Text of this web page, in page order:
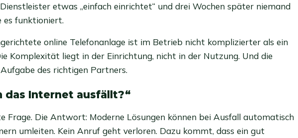
etwas „einfach einrichtet“ und drei Wochen später niemand
es funktioniert.
online Telefonanlage ist im Betrieb nicht komplizierter als ein
Komplexität liegt in der Einrichtung, nicht in der Nutzung. Und die
des richtigen Partners.
das Internet ausfällt?“
Frage. Die Antwort: Moderne Lösungen können bei Ausfall automatisch
umleiten. Kein Anruf geht verloren. Dazu kommt, dass ein gut